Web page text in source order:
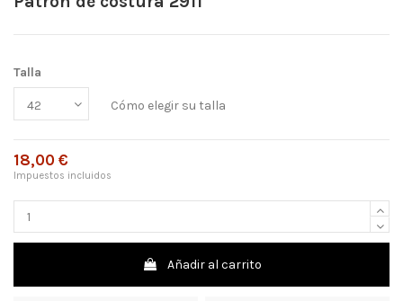
Talla
Cómo elegir su talla
18,00 €
Impuestos incluidos
Añadir al carrito